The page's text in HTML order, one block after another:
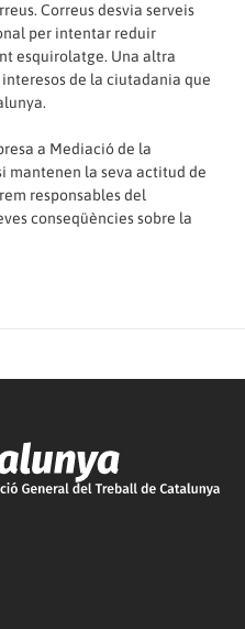
Correus desvia serveis
per intentar reduir
esquirolatge. Una altra
de la ciutadania que
a Mediació de la
mantenen la seva actitud de
responsables del
conseqüències sobre la